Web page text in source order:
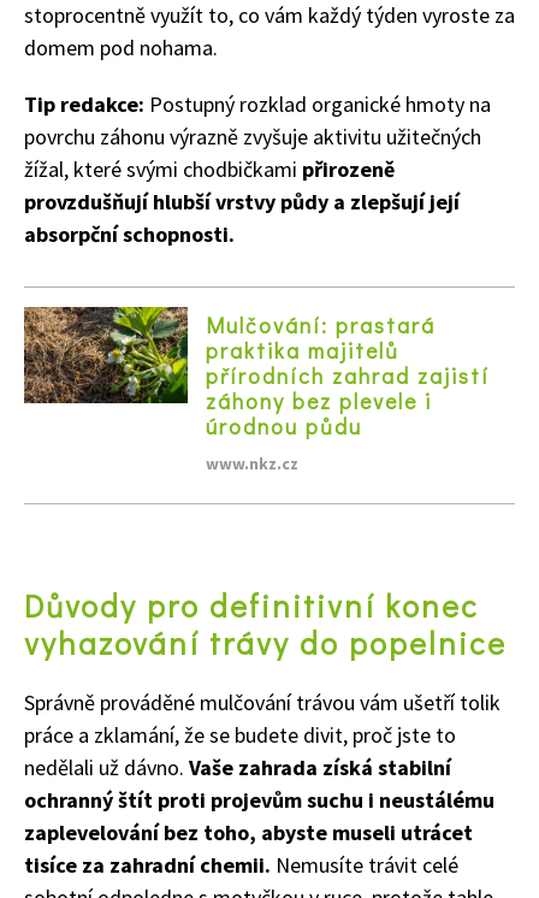
74 Kč
stoprocentně využít to, co vám každý týden vyroste za
domem pod nohama.
Tip redakce: Postupný rozklad organické hmoty na
povrchu záhonu výrazně zvyšuje aktivitu užitečných
žížal, které svými chodbičkami přirozeně
provzdušňují hlubší vrstvy půdy a zlepšují její
absorpční schopnosti.
Mulčování: prastará
praktika majitelů
přírodních zahrad zajistí
záhony bez plevele i
úrodnou půdu
www.nkz.cz
Důvody pro definitivní konec
vyhazování trávy do popelnice
Správně prováděné mulčování trávou vám ušetří tolik
práce a zklamání, že se budete divit, proč jste to
nedělali už dávno. Vaše zahrada získá stabilní
ochranný štít proti projevům suchu i neustálému
zaplevelování bez toho, abyste museli utrácet
tisíce za zahradní chemii. Nemusíte trávit celé